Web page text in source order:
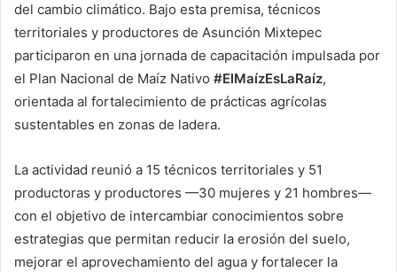
del cambio climático. Bajo esta premisa, técnicos
territoriales y productores de Asunción Mixtepec
participaron en una jornada de capacitación impulsada por
el Plan Nacional de Maíz Nativo #ElMaízEsLaRaíz,
orientada al fortalecimiento de prácticas agrícolas
sustentables en zonas de ladera.
La actividad reunió a 15 técnicos territoriales y 51
productoras y productores —30 mujeres y 21 hombres—
con el objetivo de intercambiar conocimientos sobre
estrategias que permitan reducir la erosión del suelo,
mejorar el aprovechamiento del agua y fortalecer la